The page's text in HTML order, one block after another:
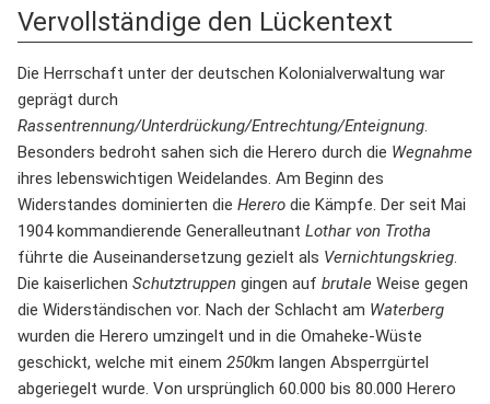
Vervollständige den Lückentext
Die Herrschaft unter der deutschen Kolonialverwaltung war
geprägt durch
Rassentrennung/Unterdrückung/Entrechtung/Enteignung.
Besonders bedroht sahen sich die Herero durch die Wegnahme
ihres lebenswichtigen Weidelandes. Am Beginn des
Widerstandes dominierten die Herero die Kämpfe. Der seit Mai
1904 kommandierende Generalleutnant Lothar von Trotha
führte die Auseinandersetzung gezielt als Vernichtungskrieg.
Die kaiserlichen Schutztruppen gingen auf brutale Weise gegen
die Widerständischen vor. Nach der Schlacht am Waterberg
wurden die Herero umzingelt und in die Omaheke-Wüste
geschickt, welche mit einem 250km langen Absperrgürtel
abgeriegelt wurde. Von ursprünglich 60.000 bis 80.000 Herero